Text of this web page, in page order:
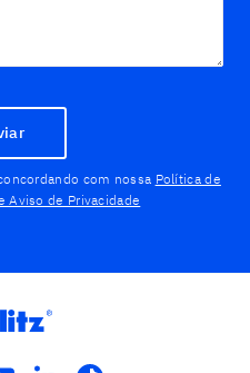
com nossa Política de
Aviso de Privacidade